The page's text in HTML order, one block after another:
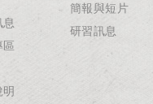
區
簡報與短片
研習訊息